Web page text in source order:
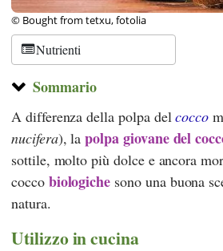
© Bought from tetxu, fotolia
Nutrienti
Sommario
A differenza della polpa delcocco
nucifera), lapolpa giovane del
sottile, molto più dolce e ancora
cocco biologiche sono una buona
natura.
Utilizzo in cucina